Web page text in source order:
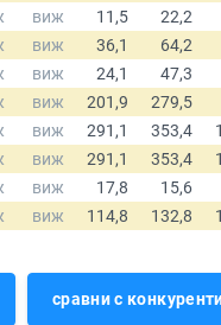
сравни с